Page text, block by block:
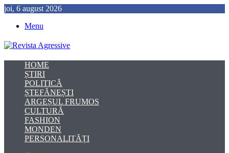
joi, 6 august 2026
Menu
HOME
ȘTIRI
POLITICĂ
ȘTEFĂNEȘTI
ARGEȘUL FRUMOS
CULTURĂ
FASHION
MONDEN
PERSONALITĂȚI